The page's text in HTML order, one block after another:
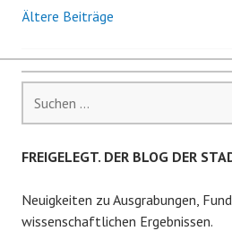
Beitrags-
Navigation
Ältere Beiträge
nach:
FREIGELEGT. DER BLOG DER
Neuigkeiten zu Ausgrabungen,
wissenschaftlichen Ergebnissen.